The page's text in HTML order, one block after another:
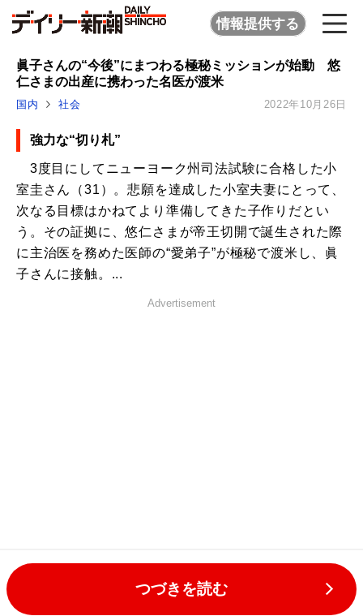
情報提供する
眞子さんの“今後”にまつわる極秘ミッションが始動 悠
仁さまの出産に携わった名医が渡米
国内 社会 2022年10月26日
強力な“切り札”
3度目にしてニューヨーク州司法試験に合格した小
室圭さん（31）。悲願を達成した小室夫妻にとって、
次なる目標はかねてより準備してきた子作りだとい
う。その証拠に、悠仁さまが帝王切開で誕生された際
に主治医を務めた医師の“愛弟子”が極秘で渡米し、眞
子さんに接触。...
Advertisement
つづきを読む